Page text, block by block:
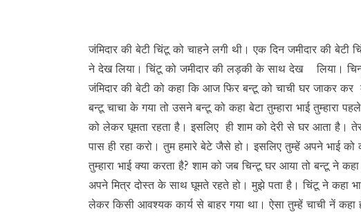
जंमिदार की बेटी चिंटू को चाहने लगी थी। एक दिन जमीदार की
ने देख लिया। चिंटू को जमीदार की लड़की के साथ देख लिया।
जंमिदार की बेटी को कहा कि आज फिर बन्टू को चाची घर
बन्टू चाचा के गया तो उसने बन्टू को कहा बेटा तुम्हारा भाई तुम्हारा
को लेकर घूमता रहता है। इसलिए ही शाम को देरी से घर आता है। तेरा
पास ही रहा करो। तुम हमारे बेटे जैसे हो। इसलिए तुम्हें अपने भाई को
तुम्हारा भाई क्या करता है? शाम को जब चिन्टू घर आया तो बन्टू ने
अपने मित्र दोस्त के साथ घूमते रहते हो। मुझे पता है। चिंटू ने कहा
लेकर किसी आवश्यक कार्य से बाहर गया था। ऐसा तुम्हें चाची नें कहा